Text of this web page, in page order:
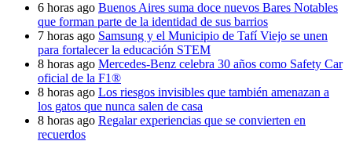
6 horas ago Buenos Aires suma doce nuevos Bares Notables
que forman parte de la identidad de sus barrios
7 horas ago Samsung y el Municipio de Tafí Viejo se unen
para fortalecer la educación STEM
8 horas ago Mercedes-Benz celebra 30 años como Safety Car
oficial de la F1®
8 horas ago Los riesgos invisibles que también amenazan a
los gatos que nunca salen de casa
8 horas ago Regalar experiencias que se convierten en
recuerdos